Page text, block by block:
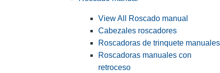
View All Roscado manual
Cabezales roscadores
Roscadoras de trinquete manuales
Roscadoras manuales con
retroceso